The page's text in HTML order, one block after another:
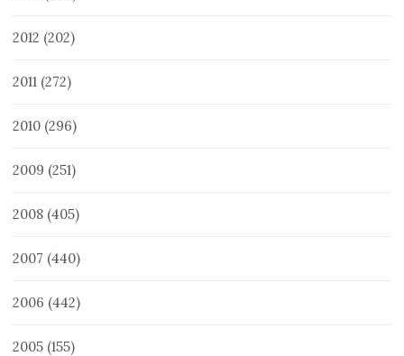
2012 (202)
2011 (272)
2010 (296)
2009 (251)
2008 (405)
2007 (440)
2006 (442)
2005 (155)